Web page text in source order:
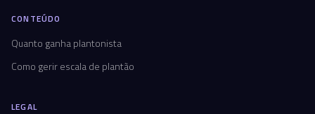
CONTEÚDO
Quanto ganha plantonista
Como gerir escala de plantão
LEGAL